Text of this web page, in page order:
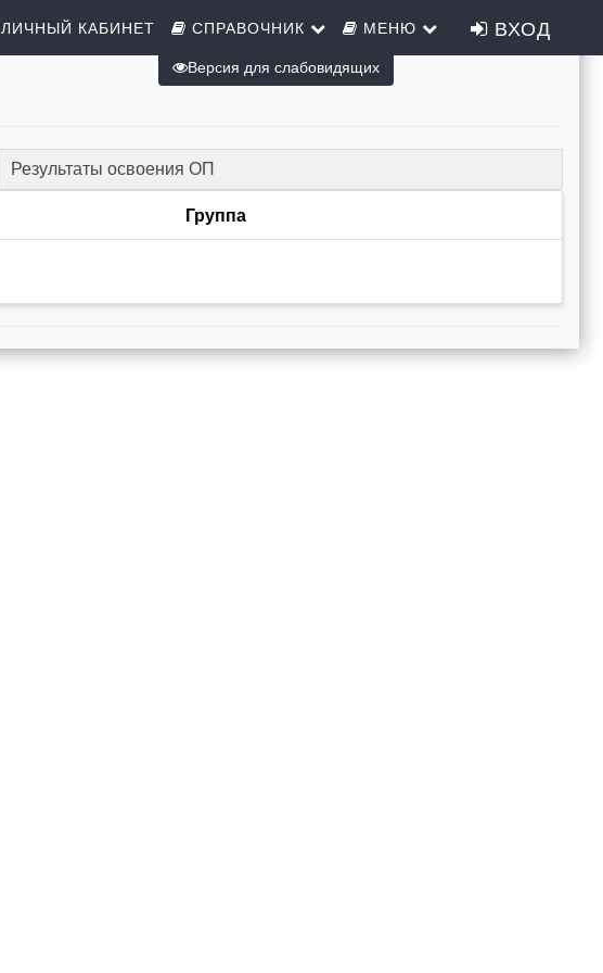
ЛИЧНЫЙ КАБИНЕТ СПРАВОЧНИК МЕНЮ ВХОД
Результаты освоения ОП
Группа
Версия для слабовидящих